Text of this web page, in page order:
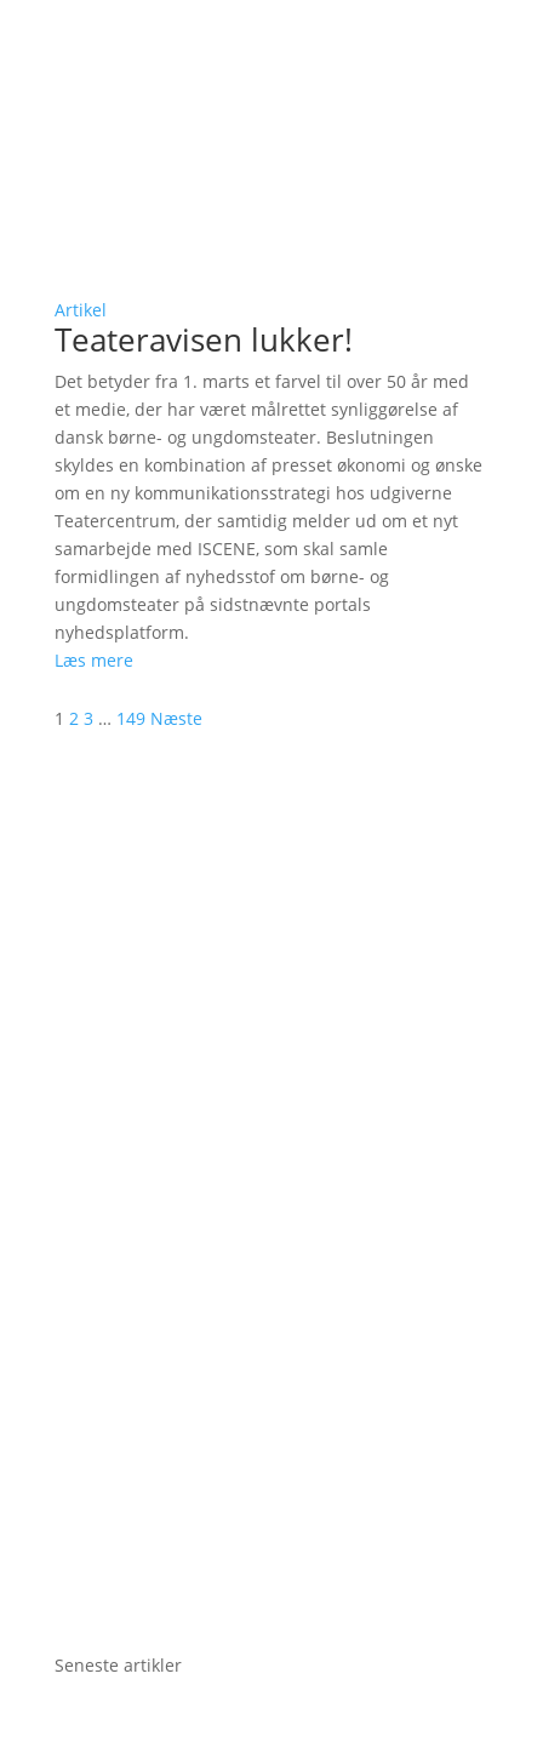
Artikel
Teateravisen lukker!
Det betyder fra 1. marts et farvel til over 50 år med
et medie, der har været målrettet synliggørelse af
dansk børne- og ungdomsteater. Beslutningen
skyldes en kombination af presset økonomi og ønske
om en ny kommunikationsstrategi hos udgiverne
Teatercentrum, der samtidig melder ud om et nyt
samarbejde med ISCENE, som skal samle
formidlingen af nyhedsstof om børne- og
ungdomsteater på sidstnævnte portals
nyhedsplatform.
Læs mere
1 2 3 … 149 Næste
Seneste artikler